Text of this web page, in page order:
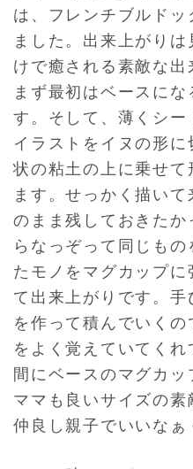
は、フレンチブルド
ました。出来上がり
けで癒される素敵な出
まず最初はベースにな
す。そして、薄くシー
イラストをイヌの形に
状の粘土の上に乗せて
ます。せっかく描い
のまま残しておきた
らなっぞって同じも
たモノをマグカップ
て出来上がりです。手
を作って積んでいく
をよく覚えていてくれ
間にベースのマグカッ
ママも良いサイズの素
仲良し親子でいいなぁ